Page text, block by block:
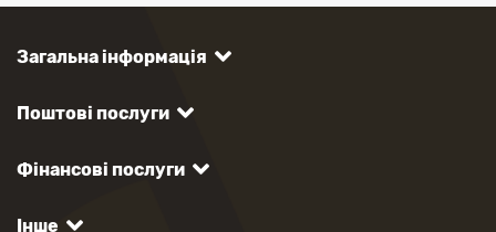
Загальна інформація
Поштові послуги
Фінансові послуги
Інше